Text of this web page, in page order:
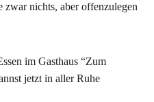
zwar nichts, aber offenzulegen
im Gasthaus “Zum
jetzt in aller Ruhe